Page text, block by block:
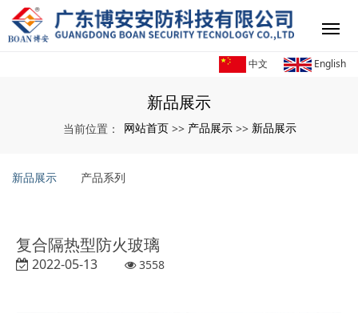
中文 English
新品展示
当前位置： 网站首页 >> 产品展示 >> 新品展示
新品展示 产品系列
复合隔热型防火玻璃
2022-05-13 3558